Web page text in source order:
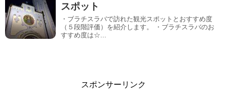
スポット
・ブラチスラバで訪れた観光スポットとおすすめ度
（５段階評価）を紹介します。 ・ブラチスラバのお
すすめ度は☆...
スポンサーリンク